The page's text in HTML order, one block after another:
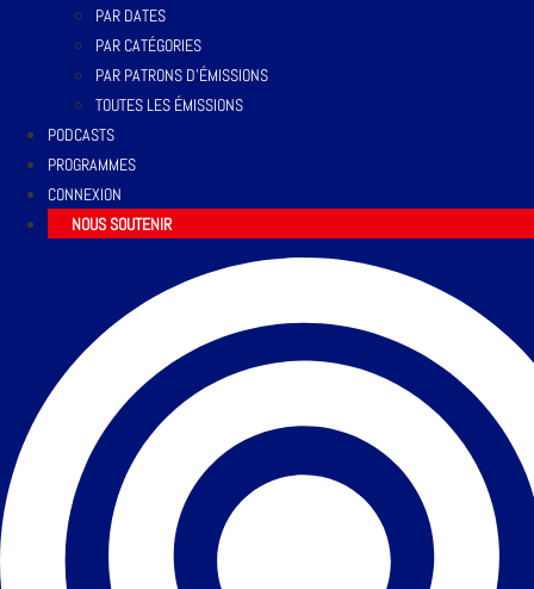
PAR DATES
PAR CATÉGORIES
PAR PATRONS D’ÉMISSIONS
TOUTES LES ÉMISSIONS
PODCASTS
PROGRAMMES
CONNEXION
NOUS SOUTENIR